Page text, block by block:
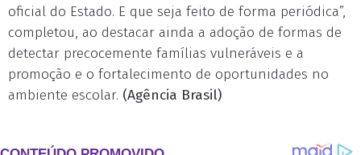
oficial do Estado. E que seja feito de forma periódica”,
completou, ao destacar ainda a adoção de formas de
detectar precocemente famílias vulneráveis e a
promoção e o fortalecimento de oportunidades no
ambiente escolar. (Agência Brasil)